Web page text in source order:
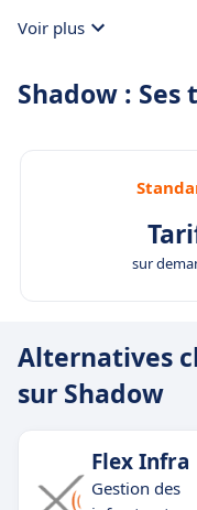
Voir plus
Shadow : Ses
sur
Alternatives
sur Shadow
Flex Infra
Gestion des